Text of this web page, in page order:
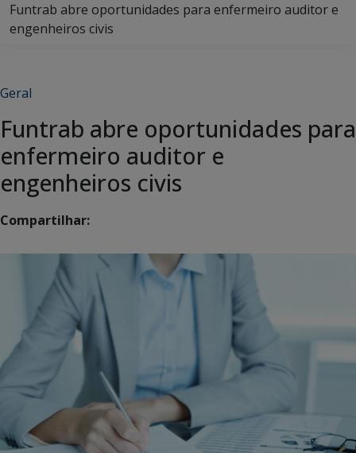
Funtrab abre oportunidades para enfermeiro auditor e
engenheiros civis
Geral
Funtrab abre oportunidades para
enfermeiro auditor e
engenheiros civis
Compartilhar: